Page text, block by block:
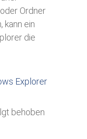
Ordner
kann ein
die
behoben